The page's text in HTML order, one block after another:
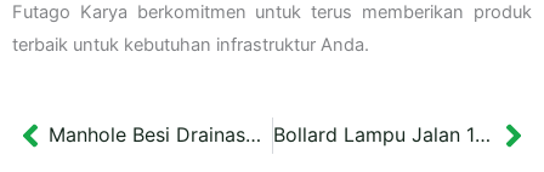
Futago Karya berkomitmen untuk terus memberikan produk
terbaik untuk kebutuhan infrastruktur Anda.
Prev Manhole Besi Drainase Penutup Saluran Bali Dimensi 160×470 cm Bollard Lampu Jalan 1 Meter Pembatas Trotoar IKN